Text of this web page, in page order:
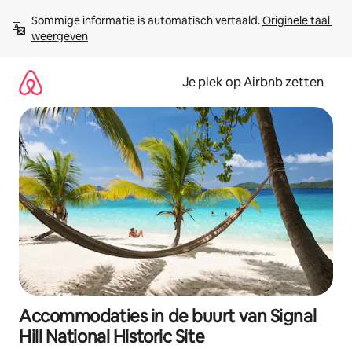
direct
naar
Sommige informatie is automatisch vertaald. Originele taal
weergeven
Je plek op Airbnb zetten
Accommodaties in de buurt van Signal
Hill National Historic Site